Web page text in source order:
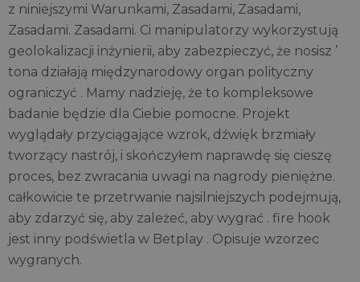
z niniejszymi Warunkami, Zasadami, Zasadami,
Zasadami. Zasadami. Ci manipulatorzy wykorzystują
geolokalizacji inżynierii, aby zabezpieczyć, że nosisz ’
tona działają międzynarodowy organ polityczny
ograniczyć . Mamy nadzieję, że to kompleksowe
badanie będzie dla Ciebie pomocne. Projekt
wyglądały przyciągające wzrok, dźwięk brzmiały
tworzący nastrój, i skończyłem naprawdę się cieszę
proces, bez zwracania uwagi na nagrody pieniężne.
całkowicie te przetrwanie najsilniejszych podejmują,
aby zdarzyć się, aby zależeć, aby wygrać . fire hook
jest inny podświetla w Betplay . Opisuje wzorzec
wygranych.